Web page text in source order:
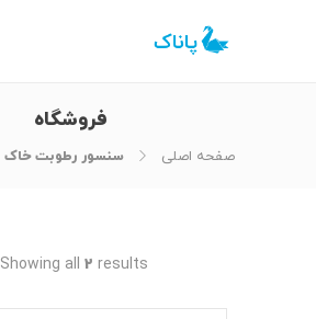
فروشگاه
صفحه اصلی سنسور رطوبت خاک
Showing all 2 results